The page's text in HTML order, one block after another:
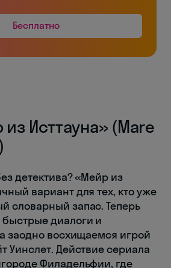
Бесплатно
Исттауна» (Mare
детектива? «Мейр из
вариант для тех, кто уже
словарный запас. Теперь
диалоги и
заодно восхищаемся игрой
Уинслет. Действие сериала
Филадельфии, где